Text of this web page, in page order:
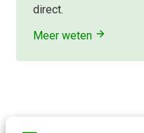
direct.
Meer weten